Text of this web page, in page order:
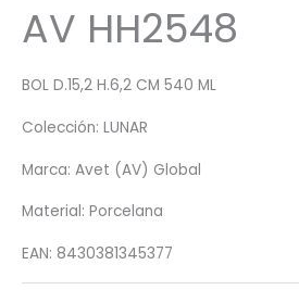
AV HH2548
BOL D.15,2 H.6,2 CM 540 ML
Colección: LUNAR
Marca: Avet (AV) Global
Material: Porcelana
EAN: 8430381345377